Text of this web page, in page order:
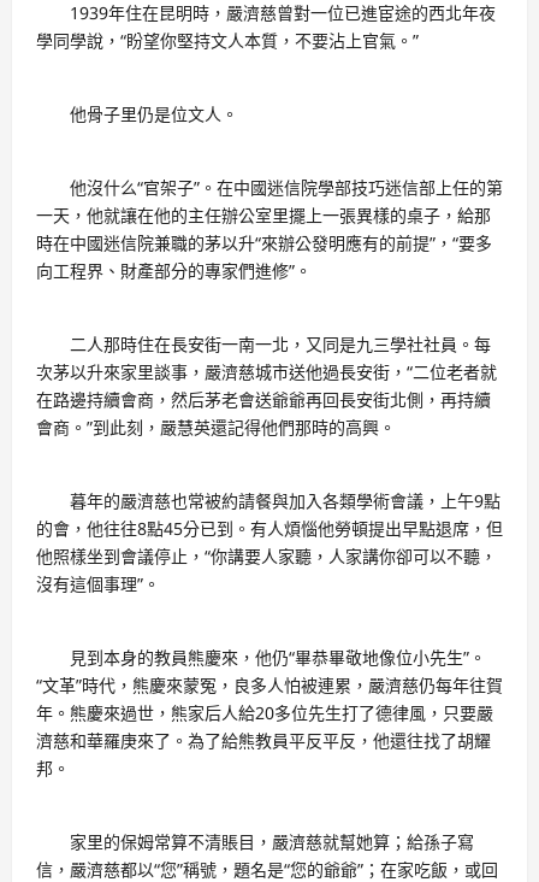
1939年住在昆明時，嚴濟慈曾對一位已進宦途的西北年夜
學同學說，“盼望你堅持文人本質，不要沾上官氣。”
他骨子里仍是位文人。
他沒什么“官架子”。在中國迷信院學部技巧迷信部上任的第
一天，他就讓在他的主任辦公室里擺上一張異樣的桌子，給那
時在中國迷信院兼職的茅以升“來辦公發明應有的前提”，“要多
向工程界、財產部分的專家們進修”。
二人那時住在長安街一南一北，又同是九三學社社員。每
次茅以升來家里談事，嚴濟慈城市送他過長安街，“二位老者就
在路邊持續會商，然后茅老會送爺爺再回長安街北側，再持續
會商。”到此刻，嚴慧英還記得他們那時的高興。
暮年的嚴濟慈也常被約請餐與加入各類學術會議，上午9點
的會，他往往8點45分已到。有人煩惱他勞頓提出早點退席，但
他照樣坐到會議停止，“你講要人家聽，人家講你卻可以不聽，
沒有這個事理”。
見到本身的教員熊慶來，他仍“畢恭畢敬地像位小先生”。
“文革”時代，熊慶來蒙冤，良多人怕被連累，嚴濟慈仍每年往賀
年。熊慶來過世，熊家后人給20多位先生打了德律風，只要嚴
濟慈和華羅庚來了。為了給熊教員平反平反，他還往找了胡耀
邦。
家里的保姆常算不清賬目，嚴濟慈就幫她算；給孫子寫
信，嚴濟慈都以“您”稱號，題名是“您的爺爺”；在家吃飯，或回